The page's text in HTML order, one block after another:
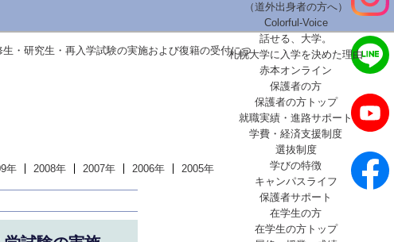
（道外出身者の方へ）
Colorful-Voice
話せる、大学。
札幌大学に入学を決めた理由
赤本オンライン
保護者の方
保護者の方トップ
就職実績・進路サポート
学費・経済支援制度
選抜制度
学びの特徴
キャンパスライフ
保護者サポート
在学生の方
在学生の方トップ
・研究生・再入学試験の実施および復籍の受付につ
年 2008年 2007年 2006年 2005年